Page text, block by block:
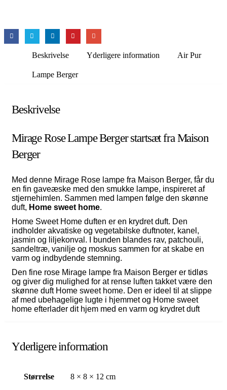
Beskrivelse Yderligere information Air Pur
Lampe Berger
Beskrivelse
Mirage Rose Lampe Berger startsæt fra Maison
Berger
Med denne Mirage Rose lampe fra Maison Berger, får du
en fin gaveæske med den smukke lampe, inspireret af
stjernehimlen. Sammen med lampen følge den skønne
duft, Home sweet home.
Home Sweet Home duften er en krydret duft. Den
indholder akvatiske og vegetabilske duftnoter, kanel,
jasmin og liljekonval. I bunden blandes rav, patchouli,
sandeltræ, vanilje og moskus sammen for at skabe en
varm og indbydende stemning.
Den fine rose Mirage lampe fra Maison Berger er tidløs
og giver dig mulighed for at rense luften takket være den
skønne duft Home sweet home. Den er ideel til at slippe
af med ubehagelige lugte i hjemmet og Home sweet
home efterlader dit hjem med en varm og krydret duft
Yderligere information
Størrelse 8 × 8 × 12 cm